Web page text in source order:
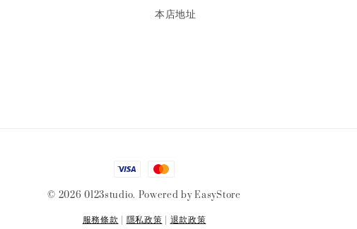
本店地址
© 2026 0123studio. Powered byEasyStore
服務條款 隱私政策 退款政策